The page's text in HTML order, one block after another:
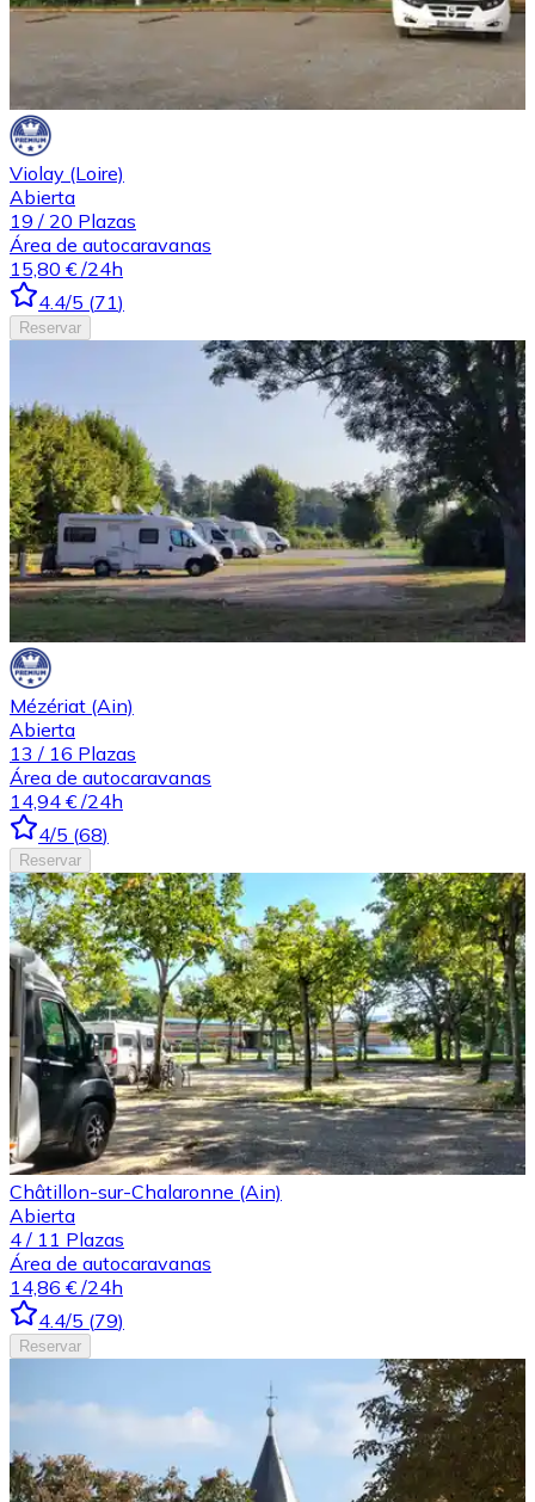
Violay (Loire)
Abierta
19 / 20 Plazas
Área de autocaravanas
15,80 € /24h
4.4/5 (71)
Reservar
Mézériat (Ain)
Abierta
13 / 16 Plazas
Área de autocaravanas
14,94 € /24h
4/5 (68)
Reservar
Châtillon-sur-Chalaronne (Ain)
Abierta
4 / 11 Plazas
Área de autocaravanas
14,86 € /24h
4.4/5 (79)
Reservar